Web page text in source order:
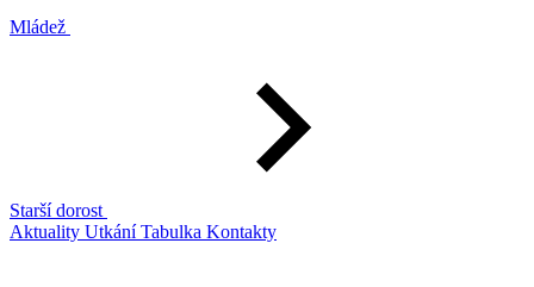
Mládež
Starší dorost
Aktuality UtkáníTabulka Kontakty